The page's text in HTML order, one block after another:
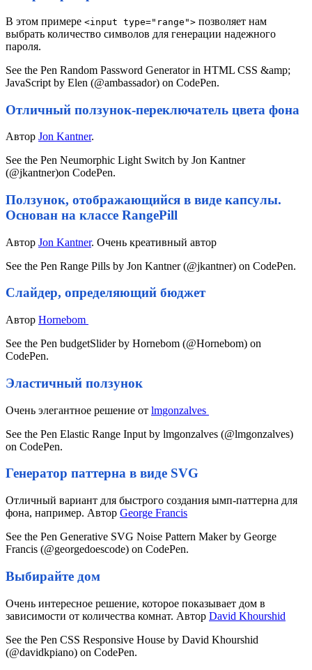
В этом примере <input type="range"> позволяет нам
выбрать количество символов для генерации надежного
пароля.
See the Pen Random Password Generator in HTML CSS &amp;
JavaScript by Elen (@ambassador) on CodePen.
Отличный ползунок-переключатель цвета фона
Автор Jon Kantner.
See the Pen Neumorphic Light Switch by Jon Kantner
(@jkantner)on CodePen.
Ползунок, отображающийся в виде капсулы.
Основан на классе RangePill
Автор Jon Kantner. Очень креативный автор
See the Pen Range Pills by Jon Kantner (@jkantner) on CodePen.
Слайдер, определяющий бюджет
Автор Hornebom
See the Pen budgetSlider by Hornebom (@Hornebom) on
CodePen.
Эластичный ползунок
Очень элегантное решение от lmgonzalves
See the Pen Elastic Range Input by lmgonzalves (@lmgonzalves)
on CodePen.
Генератор паттерна в виде SVG
Отличный вариант для быстрого создания ымп-паттерна для
фона, например. Автор George Francis
See the Pen Generative SVG Noise Pattern Maker by George
Francis (@georgedoescode) on CodePen.
Выбирайте дом
Очень интересное решение, которое показывает дом в
зависимости от количества комнат. Автор David Khourshid
See the Pen CSS Responsive House by David Khourshid
(@davidkpiano) on CodePen.